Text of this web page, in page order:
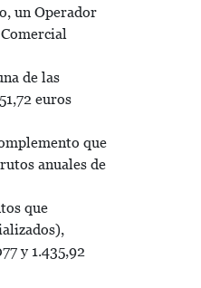
un Operador
de las
euros
que
anuales de
que
y 1.435,92